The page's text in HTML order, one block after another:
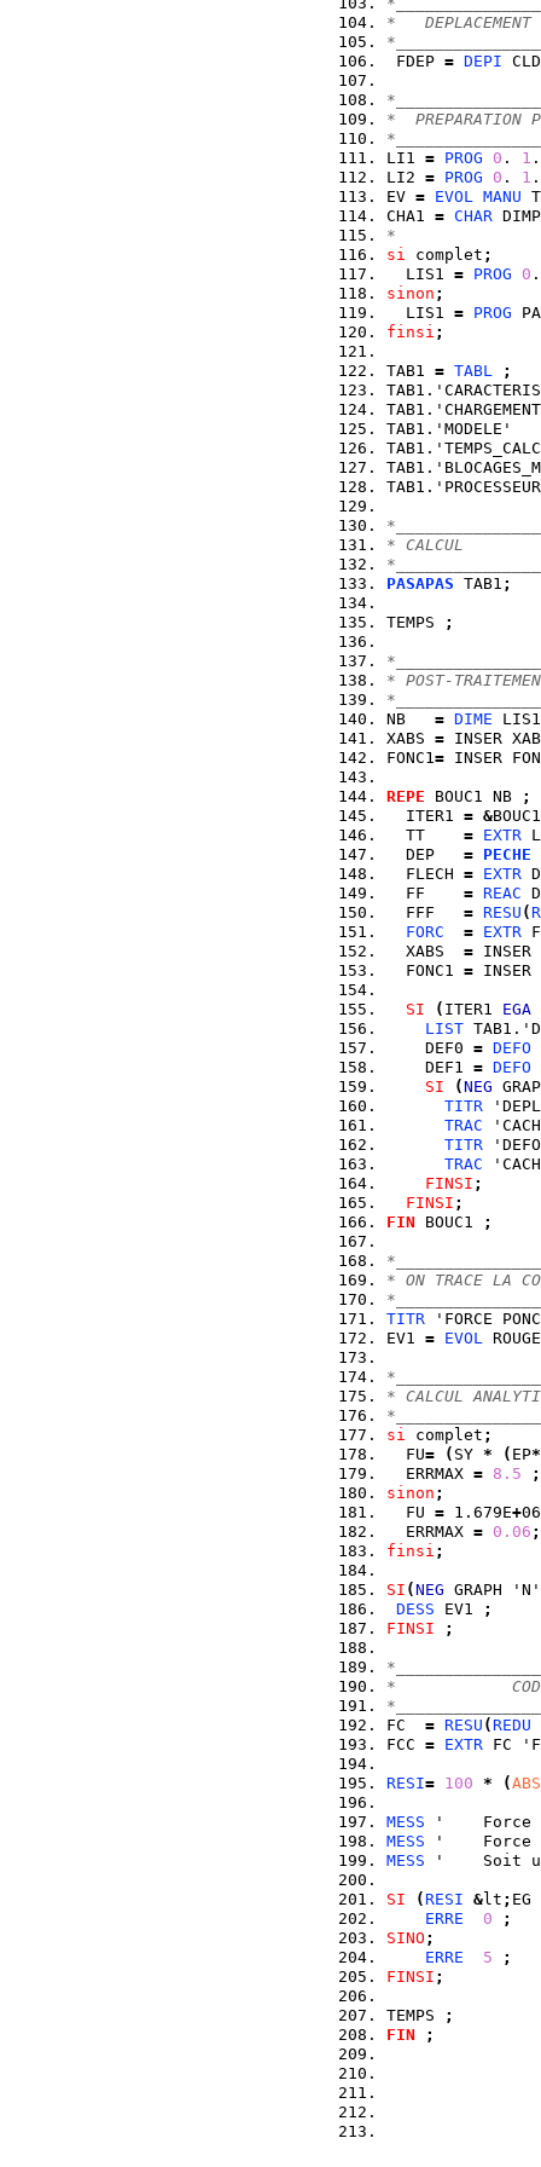
*   DEPLACEMENT
FDEP = DEPI
*  PREPARATION
LI1 = PROG 0 . 1
LI2 = PROG 0 . 1
EV = EVOL MANU
CHA1 = CHAR
*
si complet ;
  LIS1
= PROG 0
sinon ;
  LIS1
= PROG
finsi ;
TAB1 = TABL
;
* CALCUL
PASAPAS TAB1 ;
TEMPS ;
* POST-
NB = DIME
XABS = INSER
FONC1= INSER
REPE BOUC1 NB
;
  ITER1
= &
  TT
= EXTR
  DEP
= PECHE
  FLECH
= EXTR
  FF
= REAC
  FFF
= RESU (
FORC
= EXTR
  XABS
=
  FONC1
= INSER
SI ( ITER1 EGA
LIST
    DEF0
= DEFO
    DEF1
= DEFO
SI
(NEG
TITR
TRAC
TITR
TRAC
FINSI ;
FINSI ;
FIN BOUC1 ;
* ON TRACE LA
TITR 'FORCE
EV1 = EVOL
* CALCUL
si complet ;
  FU
= ( SY * ( EP
  ERRMAX
= 8.5
;
sinon ;
  FU
= 1.679E+06
  ERRMAX
= 0.06 ;
finsi ;
SI (NEG GRAPH 'N'
DESS EV1
;
FINSI
;
*            CODE
FC = RESU (REDU
FCC = EXTR FC
RESI= 100 * (ABS
MESS '    Force
MESS '    Force
MESS '    Soit
SI (RESI &lt ; EG
ERRE
0
;
SINO ;
ERRE
5
;
FINSI ;
TEMPS
;
FIN
;